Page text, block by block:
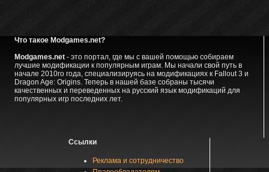
Что такое Modgames.net?
Modgames.net- это портал, где мы с вашей помощью собираем
лучшие модификации к популярным играм. Мы начали свой путь в
начале 2010го года, специализируясь на модификациях к Fallout 3 и
Dragon Age: Origins. Теперь в нашей базе собраны тысячи
качественных и переведенных на русский язык модификаций для
популярных игр последних лет.
Ссылки
Реклама и сотрудничество